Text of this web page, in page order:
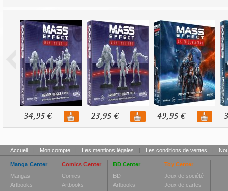
34,95 € 23,95 € 49,95 €
Accueil | Mon compte | Les mentions légales | Les conditions de ventes |
Manga Center
Mangas
Artbooks
Comics Center
Comics
Artbooks
BD Center
BD
Artbooks
Toy Center
Jeux de société
Jeux de cartes